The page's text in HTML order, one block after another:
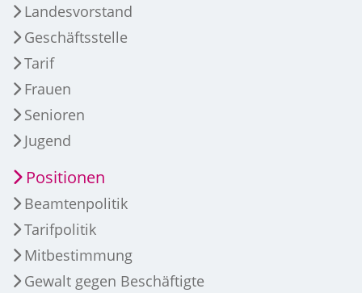
Landesvorstand
Geschäftsstelle
Tarif
Frauen
Senioren
Jugend
Positionen
Beamtenpolitik
Tarifpolitik
Mitbestimmung
Gewalt gegen Beschäftigte